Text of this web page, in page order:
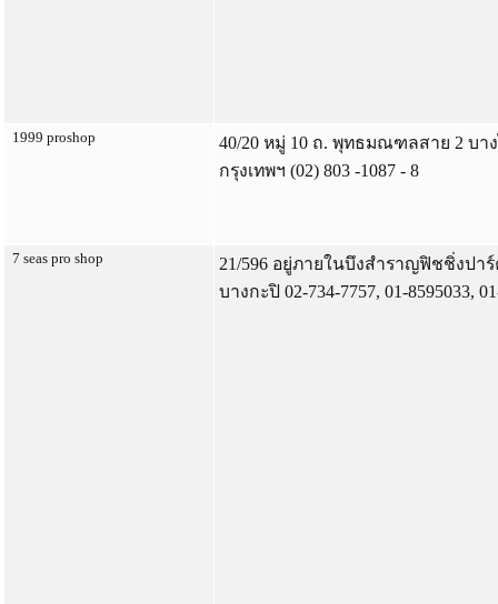
1999 proshop
40/20 หมู่ 10 ถ. พุทธมณฑลสาย 2 บา
กรุงเทพฯ (02) 803 -1087 - 8
7 seas pro shop
21/596 อยู่ภายในบึงสำราญฟิชชิ่งปา
บางกะปิ 02-734-7757, 01-8595033,